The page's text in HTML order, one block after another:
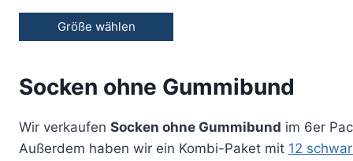
Größe wählen
Socken ohne Gummibund
Wir verkaufen Socken ohne Gummibund im 6er
Außerdem haben wir ein Kombi-Paket mit 12